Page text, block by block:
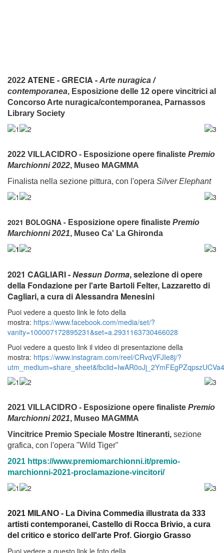
2022 ATENE - GRECIA - Arte nuragica /
contemporanea, Esposizione delle 12 opere vincitrici al
Concorso Arte nuragica/contemporanea, Parnassos
Library Society
2022 VILLACIDRO - Esposizione opere finaliste Premio
Marchionni 2022, Museo MAGMMA
Finalista nella sezione pittura, con l'opera Silver Elephant
2021 BOLOGNA - Esposizione opere finaliste Premio
Marchionni 2021, Museo Ca' La Ghironda
2021 CAGLIARI -Nessun Dorma, selezione di opere
della Fondazione per l'arte Bartoli Felter, Lazzaretto di
Cagliari, a cura di Alessandra Menesini
Puoi vedere a questo link le foto della
mostra: https://www.facebook.com/media/set/?
vanity=100007172895231&set=a.2931163730466028
Puoi vedere a questo link il video di presentazione della
mostra: https://www.instagram.com/reel/CRvqVFJIe8j/?
2021 VILLACIDRO - Esposizione opere finaliste Premio
Marchionni 2021, Museo MAGMMA
Vincitrice Premio Speciale Mostre Itineranti, sezione
grafica, con l'opera "Wild Tiger"
2021 https://www.premiomarchionni.it/premio-
marchionni-2021-proclamazione-vincitori/
2021 MILANO - La Divina Commedia illustrata da 333
artisti contemporanei, Castello di Rocca Brivio, a cura
del critico e storico dell'arte Prof. Giorgio Grasso
Puoi vedere a questo link le foto della